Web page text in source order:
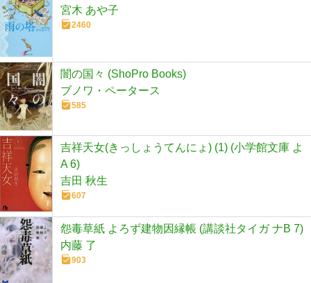
宮木 あや子
2460
闇の国々 (ShoPro Books)
ブノワ・ペータース
585
吉祥天女(きっしょうてんにょ) (1) (小学館文庫 よ
A 6)
吉田 秋生
607
怨毒草紙 よろず建物因縁帳 (講談社タイガ ナB 7)
内藤 了
903